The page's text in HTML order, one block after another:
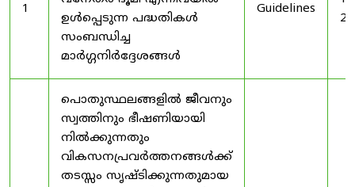
1
ഉൾപ്പെടുന്ന പദ്ധതികൾ
സംബന്ധിച്ച
മാർഗ്ഗനിർദ്ദേശങ്ങൾ
Guidelines
പൊതുസ്ഥലങ്ങളിൽ ജീവനും
സ്വത്തിനും ഭീഷണിയായി
നിൽക്കുന്നതും
വികസനപ്രവർത്തനങ്ങൾക്ക്
തടസ്സം സൃഷ്ടിക്കുന്നതുമായ